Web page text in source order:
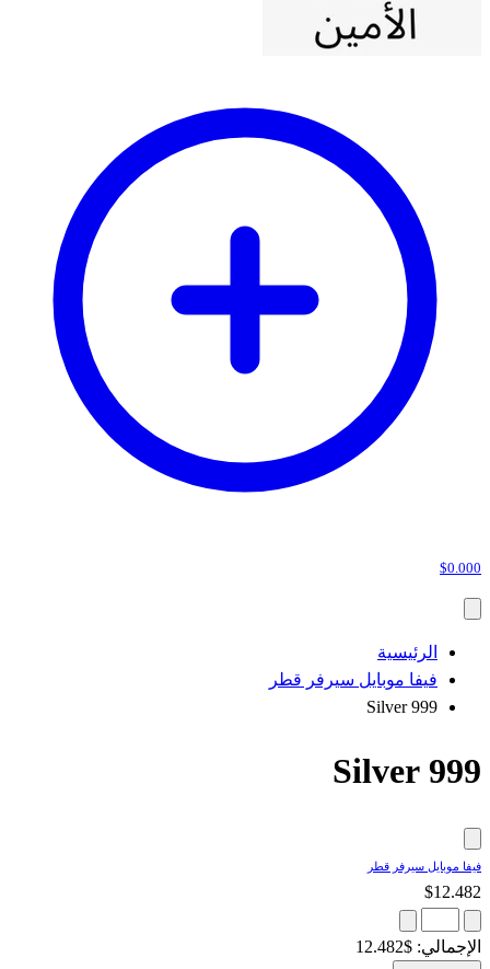
$0.000
الرئيسية
فيفا موبايل سيرفر قطر
999 Silver
999 Silver
فيفا موبايل سيرفر قطر
$12.482
الإجمالي: $12.482